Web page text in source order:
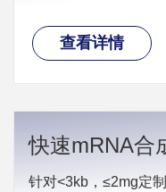
查看详情
快速mRNA合
针对<3kb，≤2mg定